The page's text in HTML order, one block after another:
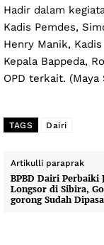
Hadir dalam
Kadis Pemdes,
Henry Manik,
Kepala Bappeda,
OPD terkait. (Maya
TAGS Dairi
Artikulli paraprak
BPBD Dairi Perbaiki
Longsor di Sibira,
gorong Sudah